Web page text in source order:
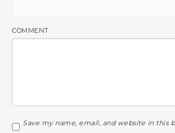
COMMENT
Save my name, email, and website in this